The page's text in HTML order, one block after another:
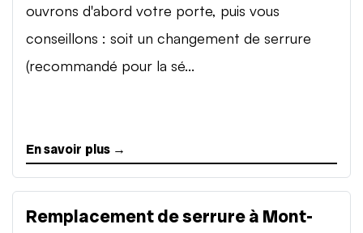
ouvrons d'abord votre porte, puis vous
conseillons : soit un changement de serrure
(recommandé pour la sé...
En savoir plus →
Remplacement de serrure à Mont-